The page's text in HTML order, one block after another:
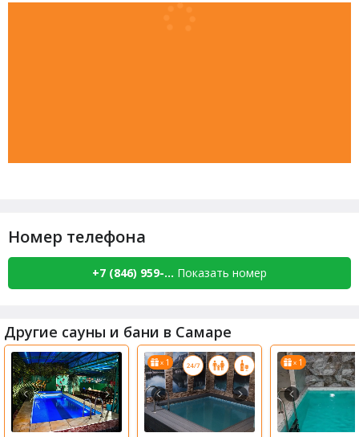
Номер телефона
+7 (846) 959-... Показать номер
Другие сауны и бани в Самаре
x 1 x 1